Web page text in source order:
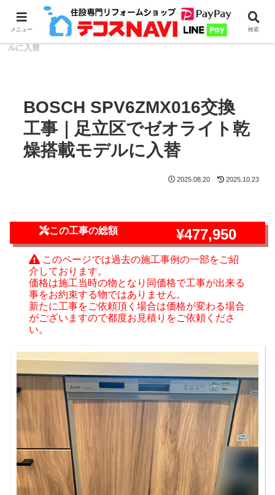
ホーム 食器洗浄機のリフォーム・取付
BOSCH
BOSCH SPV6ZMX016交換工事｜足立区でゼオライト乾燥搭載モデ
ルに入替
BOSCH SPV6ZMX016交換
工事｜足立区でゼオライト乾
燥搭載モデルに入替
2025.08.20 2025.10.23
この工事の総額 ¥477,950
このページでは過去の施工事例の一部をご紹
介しております。
価格は施工当時の物となり同価格で工事が出来る
事をお約束する物ではありません。
新たに工事をご依頼頂く場合は価格が変わる場合
がございますので都度お見積りをご依頼くださ
い。
メニュー 検索